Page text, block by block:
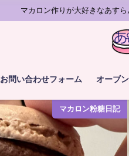
マカロン作りが大好きなあす
お問い合わせフォーム オーブ
マカロン粉糖日記